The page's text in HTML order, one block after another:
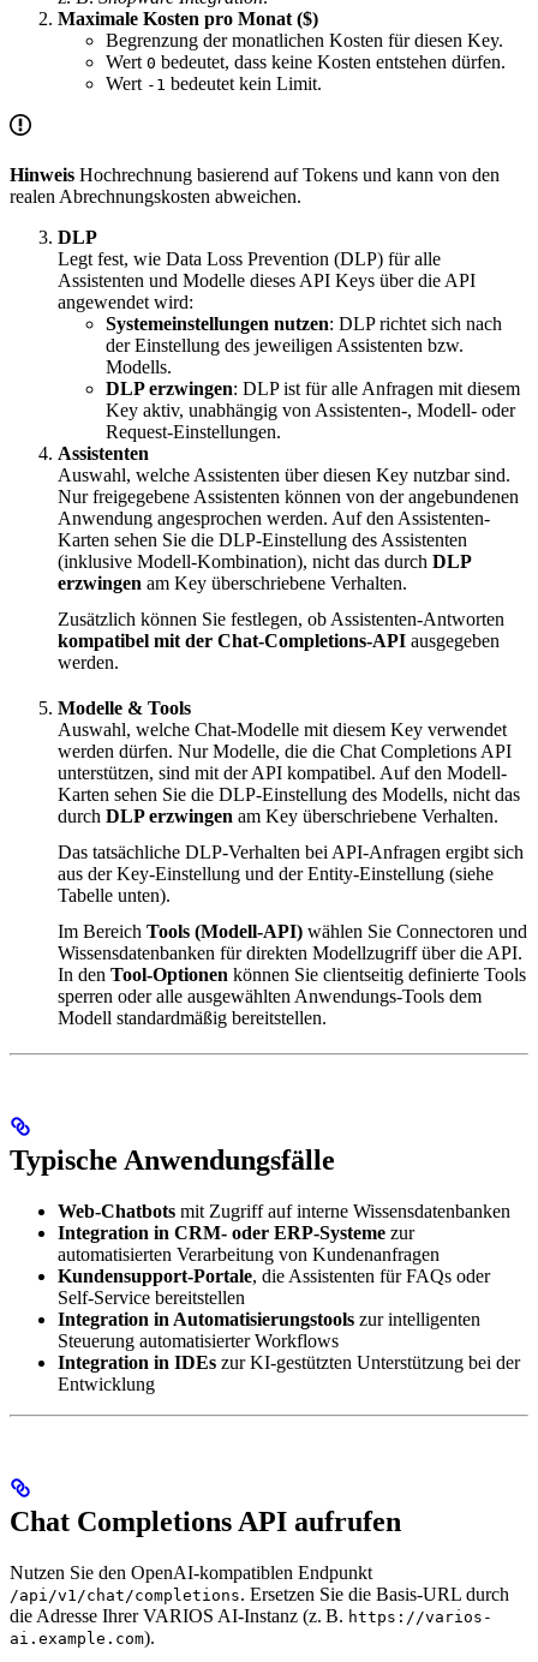
Maximale Kosten pro Monat ($)
Begrenzung der monatlichen Kosten für diesen Key.
Wert 0 bedeutet, dass keine Kosten entstehen dürfen.
Wert -1 bedeutet kein Limit.
Hinweis Hochrechnung basierend auf Tokens und kann von den
realen Abrechnungskosten abweichen.
DLP
Legt fest, wie Data Loss Prevention (DLP) für alle
Assistenten und Modelle dieses API Keys über die API
angewendet wird:
Systemeinstellungen nutzen: DLP richtet sich nach
der Einstellung des jeweiligen Assistenten bzw.
Modells.
DLP erzwingen: DLP ist für alle Anfragen mit diesem
Key aktiv, unabhängig von Assistenten-, Modell- oder
Request-Einstellungen.
Assistenten
Auswahl, welche Assistenten über diesen Key nutzbar sind.
Nur freigegebene Assistenten können von der angebundenen
Anwendung angesprochen werden. Auf den Assistenten-
Karten sehen Sie die DLP-Einstellung des Assistenten
(inklusive Modell-Kombination), nicht das durch DLP
erzwingen am Key überschriebene Verhalten.
Zusätzlich können Sie festlegen, ob Assistenten-Antworten
kompatibel mit der Chat-Completions-API ausgegeben
werden.
Modelle & Tools
Auswahl, welche Chat-Modelle mit diesem Key verwendet
werden dürfen. Nur Modelle, die die Chat Completions API
unterstützen, sind mit der API kompatibel. Auf den Modell-
Karten sehen Sie die DLP-Einstellung des Modells, nicht das
durch DLP erzwingen am Key überschriebene Verhalten.
Das tatsächliche DLP-Verhalten bei API-Anfragen ergibt sich
aus der Key-Einstellung und der Entity-Einstellung (siehe
Tabelle unten).
Im Bereich Tools (Modell-API) wählen Sie Connectoren und
Wissensdatenbanken für direkten Modellzugriff über die API.
In den Tool-Optionen können Sie clientseitig definierte Tools
sperren oder alle ausgewählten Anwendungs-Tools dem
Modell standardmäßig bereitstellen.
Typische Anwendungsfälle
Web-Chatbots mit Zugriff auf interne Wissensdatenbanken
Integration in CRM- oder ERP-Systeme zur
automatisierten Verarbeitung von Kundenanfragen
Kundensupport-Portale, die Assistenten für FAQs oder
Self-Service bereitstellen
Integration in Automatisierungstools zur intelligenten
Steuerung automatisierter Workflows
Integration in IDEs zur KI-gestützten Unterstützung bei der
Entwicklung
Chat Completions API aufrufen
Nutzen Sie den OpenAI-kompatiblen Endpunkt
/api/v1/chat/completions. Ersetzen Sie die Basis-URL durch
die Adresse Ihrer VARIOS AI-Instanz (z. B. https://varios-
ai.example.com).